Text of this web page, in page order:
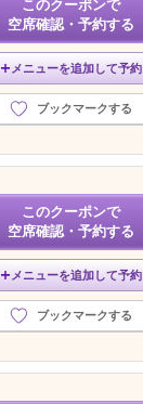
このクーポンで
空席確認・予約する
メニューを追加して予約
ブックマークする
このクーポンで
空席確認・予約する
メニューを追加して予約
ブックマークする